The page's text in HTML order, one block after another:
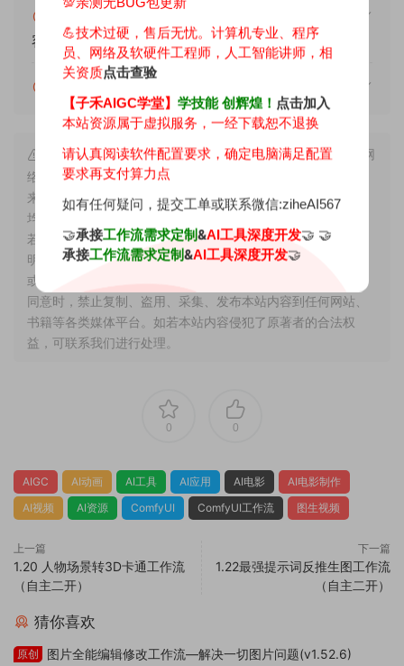
容？
消耗积分获取该资源后，可以退款吗？
声明： ① 本站所有资源均是基于GitHub上的开源项目或网
络上整理收集，同时进行优化调试整合修复等深度二次开发出
来的成果，因此理论上版权仍属于原著者所有，故所提供资源
均仅供AIGC技术学习，切勿用于非法用途，也请勿直接商用。
若由于商用引起版权纠纷，一切责任均由使用者承担。更多说
明请参考资源包内的声明。 ② 本站所有文章，如无特殊说明
或标注，均为本站原创发布。任何个人或组织，在未征得本站
同意时，禁止复制、盗用、采集、发布本站内容到任何网站、
书籍等各类媒体平台。如若本站内容侵犯了原著者的合法权
益，可联系我们进行处理。
0 0
AIGC AI动画 AI工具 AI应用 AI电影
AI电影制作
AI视频
AI资源 ComfyUI ComfyUI工作流 图生视频
上一篇
1.20 人物场景转3D卡通工作流
（自主二开）
下一篇
1.22最强提示词反推生图工作流
（自主二开）
猜你喜欢
原创 图片全能编辑修改工作流—解决一切图片问题(v1.52.6)
💪技术过硬，售后无忧。计算机专业、程序
员、网络及软硬件工程师，人工智能讲师，相
关资质点击查验
【子禾AIGC学堂】 学技能 创辉煌！ 点击加入
本站资源属于虚拟服务，一经下载恕不退换
请认真阅读软件配置要求，确定电脑满足配置
要求再支付算力点
如有任何疑问，提交工单或联系微信:ziheAI567
🤝承接工作流需求定制&AI工具深度开发🤝 🤝
承接工作流需求定制&AI工具深度开发🤝